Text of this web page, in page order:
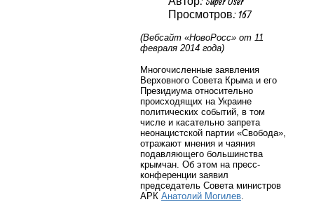
Просмотров: 167
(Вебсайт «НовоРосс» от 11
февраля 2014 года)
Многочисленные заявления
Верховного Совета Крыма и его
Президиума относительно
происходящих на Украине
политических событий, в том
числе и касательно запрета
неонацистской партии «Свобода»,
отражают мнения и чаяния
подавляющего большинства
крымчан. Об этом на пресс-
конференции заявил
председатель Совета министров
АРК Анатолий Могилев